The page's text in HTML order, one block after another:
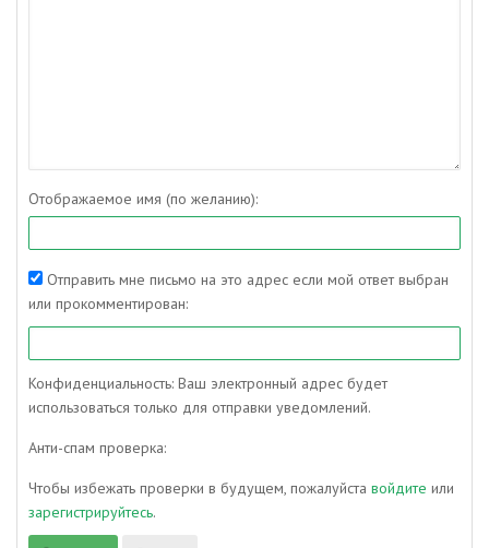
Отображаемое имя (по желанию):
Отправить мне письмо на это адрес если мой ответ выбран
или прокомментирован:
Конфиденциальность: Ваш электронный адрес будет
использоваться только для отправки уведомлений.
Анти-спам проверка:
Чтобы избежать проверки в будущем, пожалуйста войдите или
зарегистрируйтесь.